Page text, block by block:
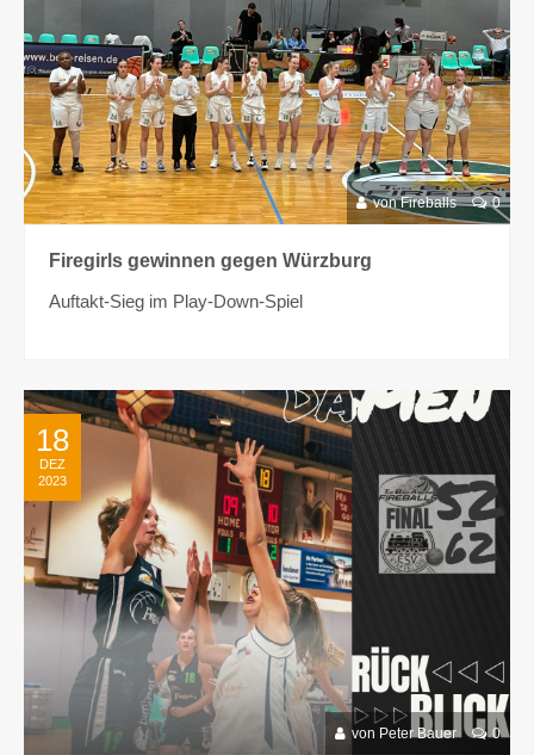
von Fireballs 0
Firegirls gewinnen gegen Würzburg
Auftakt-Sieg im Play-Down-Spiel
18
DEZ
2023
von Peter Bauer 0